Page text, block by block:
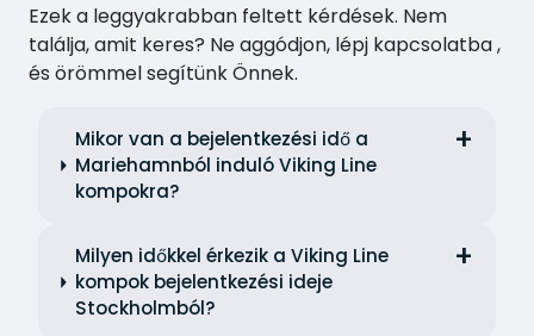
Ezek a leggyakrabban feltett kérdések. Nem
találja, amit keres? Ne aggódjon, lépj kapcsolatba ,
és örömmel segítünk Önnek.
Mikor van a bejelentkezési idő a
Mariehamnból induló Viking Line
kompokra?
Milyen időkkel érkezik a Viking Line
kompok bejelentkezési ideje
Stockholmból?